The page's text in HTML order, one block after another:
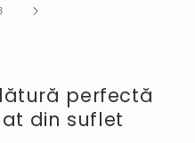
perfectă
din suflet